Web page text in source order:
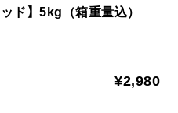
ッド】5kg（箱重量込）
¥2,980